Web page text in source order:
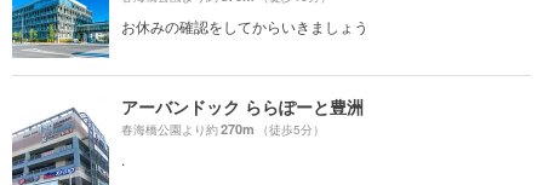
お休みの確認をしてからいきましょう
アーバンドック ららぽーと豊洲
春海橋公園より約270m （徒歩5分）
.